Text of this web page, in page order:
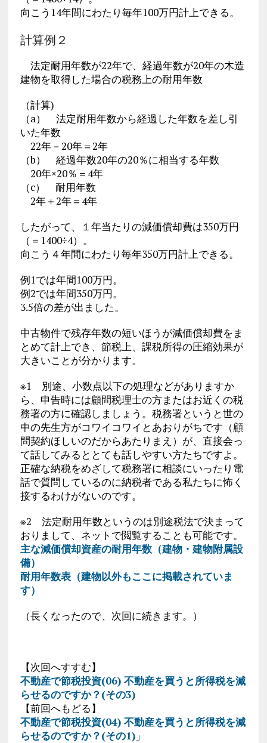
向こう14年間にわたり毎年100万円計上できる。
計算例２
法定耐用年数が22年で、経過年数が20年の木造
建物を取得した場合の税務上の耐用年数
（計算)
（a） 法定耐用年数から経過した年数を差し引
いた年数
22年－20年＝2年
（b） 経過年数20年の20％に相当する年数
20年×20％＝4年
（c） 耐用年数
2年＋2年＝4年
したがって、１年当たりの減価償却費は350万円
（＝1400÷4）。
向こう４年間にわたり毎年350万円計上できる。
例1では年間100万円。
例2では年間350万円。
3.5倍の差が出ました。
中古物件で残存年数の短いほうが減価償却費をま
とめて計上でき、節税上、課税所得の圧縮効果が
大きいことが分かります。
※1 別途、小数点以下の処理などがありますか
ら、申告時には顧問税理士の方またはお近くの税
務署の方に確認しましょう。税務署というと世の
中の先生方がコワイコワイとあおりがちです（顧
問契約ほしいのだからあたりまえ）が、直接会っ
て話してみるととても話しやすい方たちですよ。
正確な納税をめざして税務署に相談にいったり電
話で質問しているのに納税者である私たちに怖く
接するわけがないのです。
※2 法定耐用年数というのは別途税法で決まって
おりまして、ネットで閲覧することも可能です。
主な減価償却資産の耐用年数（建物・建物附属設
備）
耐用年数表（建物以外もここに掲載されていま
す）
（長くなったので、次回に続きます。）
【次回へすすむ】
不動産で節税投資(06) 不動産を買うと所得税を減
らせるのですか？(その3)
【前回へもどる】
不動産で節税投資(04) 不動産を買うと所得税を減
らせるのですか？(その1)」